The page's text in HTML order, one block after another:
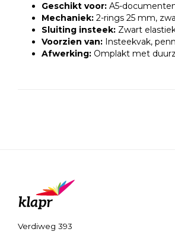
Geschikt voor: A5-
Mechaniek: 2-rings 25 mm,
Sluiting insteek: Zwart
Voorzien van: Insteekvak,
Afwerking: Omplakt met
Verdiweg 393